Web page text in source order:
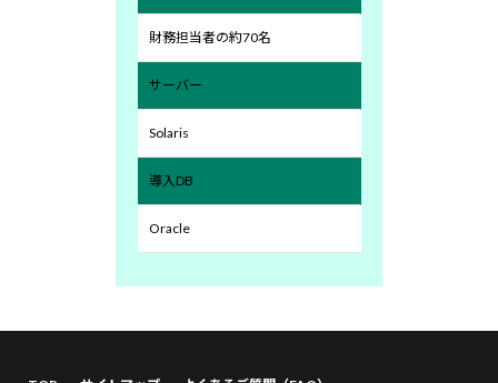
財務担当者の約70名
サーバー
Solaris
導入DB
Oracle